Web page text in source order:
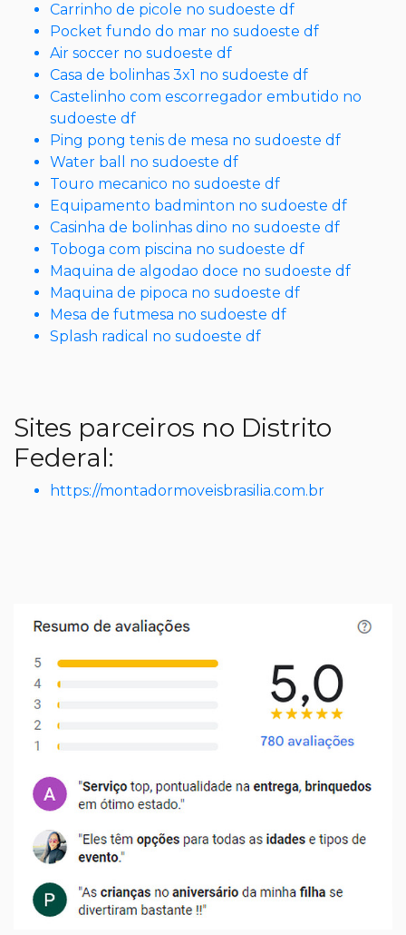
Carrinho de picole no sudoeste df
Pocket fundo do mar no sudoeste df
Air soccer no sudoeste df
Casa de bolinhas 3x1 no sudoeste df
Castelinho com escorregador embutido no
sudoeste df
Ping pong tenis de mesa no sudoeste df
Water ball no sudoeste df
Touro mecanico no sudoeste df
Equipamento badminton no sudoeste df
Casinha de bolinhas dino no sudoeste df
Toboga com piscina no sudoeste df
Maquina de algodao doce no sudoeste df
Maquina de pipoca no sudoeste df
Mesa de futmesa no sudoeste df
Splash radical no sudoeste df
Sites parceiros no Distrito
Federal:
https://montadormoveisbrasilia.com.br